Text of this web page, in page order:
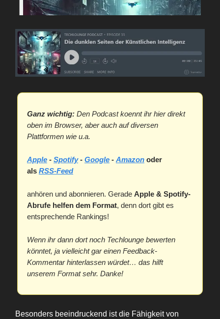
Ganz wichtig: Den Podcast koennt ihr hier direkt
oben im Browser, aber auch auf diversen
Plattformen wie u.a.
Apple - Spotify- Google - Amazon oder
als RSS-Feed
anhören und abonnieren. Gerade Apple & Spotify-
Abrufe helfen dem Format, denn dort gibt es
entsprechende Rankings!
Wenn ihr dann dort noch Techlounge bewerten
könntet, ja vielleicht gar einen Feedback-
Kommentar hinterlassen würdet… das hilft
unserem Format sehr. Danke!
Besonders beeindruckend ist die Fähigkeit von